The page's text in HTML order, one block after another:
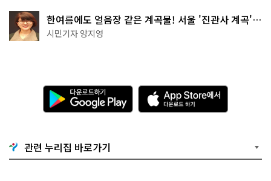
한여름에도 얼음장 같은 계곡물! 서울 '진관사 계곡'이
천국이네~
시민기자 양지영
다
운
로
기
G
o
A
p
p
e
관련 누리집 바로가기